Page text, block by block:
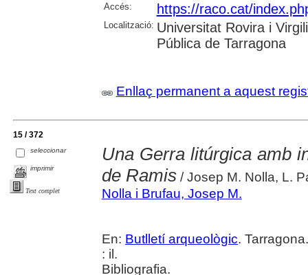
Accés: https://raco.cat/
Localització: Universitat Rovira i
Pública de Tarragona
Enllaç permanent a aquest
15 / 372
seleccionar
imprimir
Text complet
Una Gerra litúrgica amb
de Ramis/ Josep M. Nolla, L.
Nolla i Brufau, Josep M.
En: Butlletí arqueològic.
: il.
Bibliografia.